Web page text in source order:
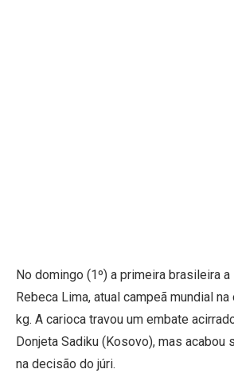
No domingo (1º) a primeira brasileira
Rebeca Lima, atual campeã mundial
kg. A carioca travou um embate
Donjeta Sadiku (Kosovo), mas acabou
na decisão do júri.